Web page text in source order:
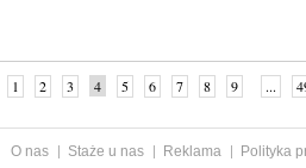
1 2 3 4 5 6 7 8 9 ...
O nas Staże u nas Reklama
Polityka